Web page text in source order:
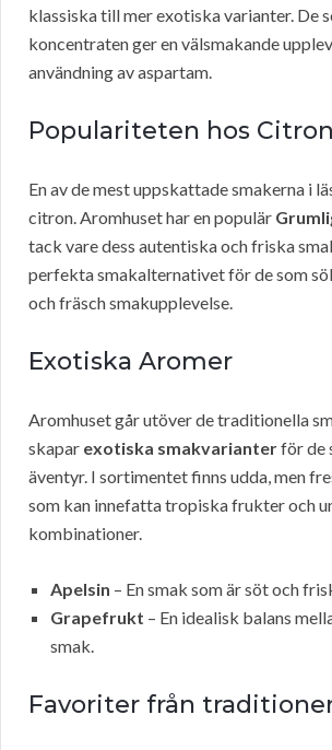
klassiska till mer exotiska varianter. De
koncentraten ger en välsmakande
användning av aspartam.
Populariteten hos Citron
En av de mest uppskattade smakerna i
citron. Aromhuset har en populär
tack vare dess autentiska och friska
perfekta smakalternativet för de som
och fräsch smakupplevelse.
Exotiska Aromer
Aromhuset går utöver de traditionella
skapar exotiska smakvarianterför de
äventyr. I sortimentet finns udda, men
som kan innefatta tropiska frukter och
kombinationer.
Apelsin – En smak som är söt och
Grapefrukt – En idealisk balans
smak.
Favoriter från